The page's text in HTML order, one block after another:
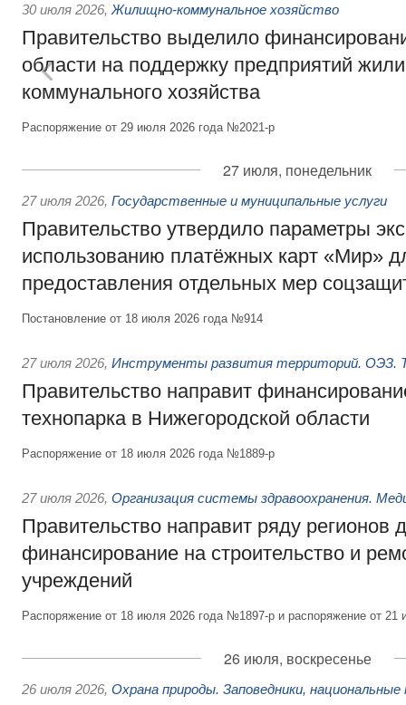
30 июля 2026, Жилищно-коммунальное хозяйство
Правительство выделило
области на поддержку предприятий
коммунального хозяйства
Распоряжение от 29 июля 2026 года №2021-р
27 июля, понедельник
27 июля 2026, Государственные и муниципальные услуги
Правительство утвердило параметры
использованию платёжных карт «Мир»
предоставления отдельных мер
Постановление от 18 июля 2026 года №914
27 июля 2026, Инструменты развития территорий. ОЭЗ.
Правительство направит
технопарка в Нижегородской области
Распоряжение от 18 июля 2026 года №1889-р
27 июля 2026, Организация системы здравоохранения.
Правительство направит ряду регионов
финансирование на строительство и
учреждений
Распоряжение от 18 июля 2026 года №1897-р и распоряжение от
26 июля, воскресенье
26 июля 2026, Охрана природы. Заповедники, национальные